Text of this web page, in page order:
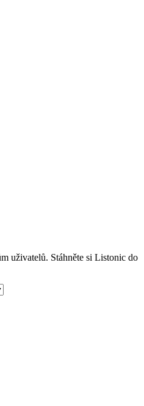
uživatelů. Stáhněte si Listonic do